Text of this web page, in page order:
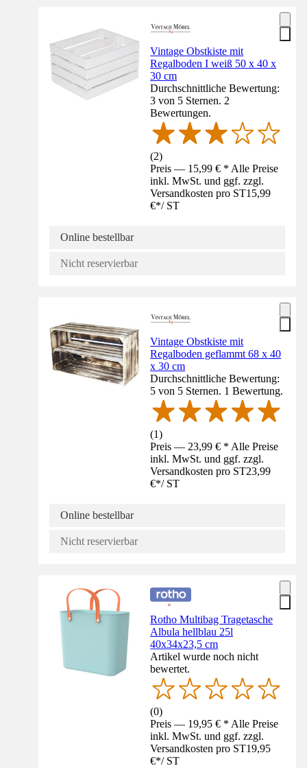
Vintage Obstkiste mit
Regalboden I weiß 50 x 40 x
30 cm
Durchschnittliche Bewertung:
3 von 5 Sternen. 2
Bewertungen.
(2)
Preis — 15,99 € * Alle Preise
inkl. MwSt. und ggf. zzgl.
Versandkosten pro ST15,99
€*/ ST
Online bestellbar
Nicht reservierbar
Vintage Obstkiste mit
Regalboden geflammt 68 x 40
x 30 cm
Durchschnittliche Bewertung:
5 von 5 Sternen. 1 Bewertung.
(1)
Preis — 23,99 € * Alle Preise
inkl. MwSt. und ggf. zzgl.
Versandkosten pro ST23,99
€*/ ST
Online bestellbar
Nicht reservierbar
Rotho Multibag Tragetasche
Albula hellblau 25l
40x34x23,5 cm
Artikel wurde noch nicht
bewertet.
(0)
Preis — 19,95 € * Alle Preise
inkl. MwSt. und ggf. zzgl.
Versandkosten pro ST19,95
€*/ ST